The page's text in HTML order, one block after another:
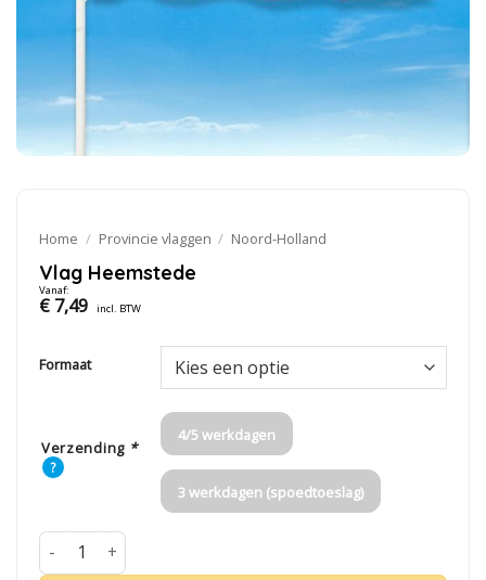
Home / Provincie vlaggen / Noord-Holland
Vlag Heemstede
Vanaf:
€7,49 incl. BTW
Formaat
Verzending *
?
4/5 werkdagen
3 werkdagen (spoedtoeslag)
Vlag Heemstede aantal